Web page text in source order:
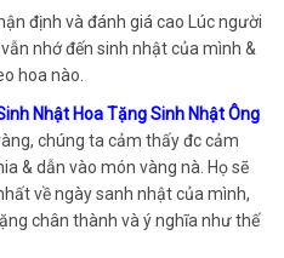
định và đánh giá cao Lúc người
nhớ đến sinh nhật của mình &
hoa nào.
Nhật Hoa Tặng Sinh Nhật Ông
chúng ta cảm thấy đc cảm
& dẫn vào món vàng nà. Họ sẽ
về ngày sanh nhật của mình,
chân thành và ý nghĩa như thế